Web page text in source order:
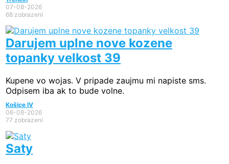
07-08-2026
68 zobrazení
Darujem uplne nove kozene
topanky velkost 39
Kupene vo wojas. V pripade zaujmu mi napiste sms.
Odpisem iba ak to bude volne.
Košice IV
06-08-2026
77 zobrazení
Saty